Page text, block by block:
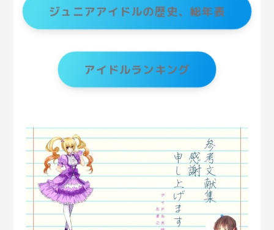
ジュニアアイドルの歴史、総年表
アイドルランキング